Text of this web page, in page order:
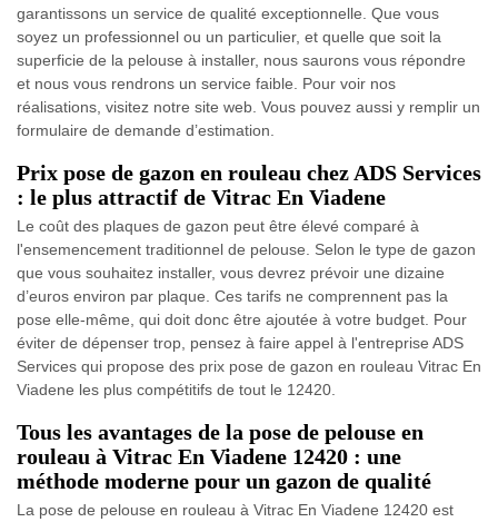
garantissons un service de qualité exceptionnelle. Que vous
soyez un professionnel ou un particulier, et quelle que soit la
superficie de la pelouse à installer, nous saurons vous répondre
et nous vous rendrons un service faible. Pour voir nos
réalisations, visitez notre site web. Vous pouvez aussi y remplir un
formulaire de demande d’estimation.
Prix pose de gazon en rouleau chez ADS Services
: le plus attractif de Vitrac En Viadene
Le coût des plaques de gazon peut être élevé comparé à
l'ensemencement traditionnel de pelouse. Selon le type de gazon
que vous souhaitez installer, vous devrez prévoir une dizaine
d’euros environ par plaque. Ces tarifs ne comprennent pas la
pose elle-même, qui doit donc être ajoutée à votre budget. Pour
éviter de dépenser trop, pensez à faire appel à l'entreprise ADS
Services qui propose des prix pose de gazon en rouleau Vitrac En
Viadene les plus compétitifs de tout le 12420.
Tous les avantages de la pose de pelouse en
rouleau à Vitrac En Viadene 12420 : une
méthode moderne pour un gazon de qualité
La pose de pelouse en rouleau à Vitrac En Viadene 12420 est